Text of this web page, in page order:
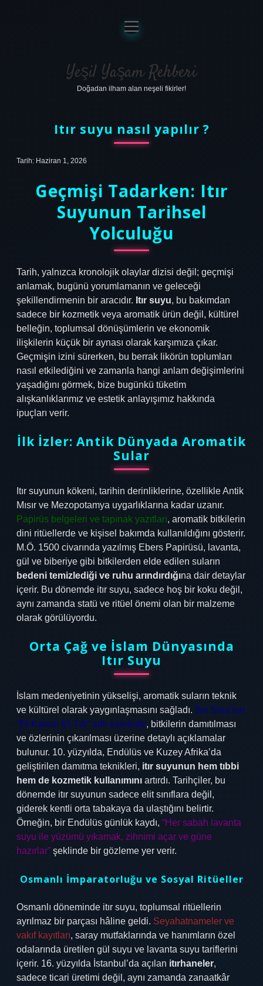
Anasayfa
Gizlilik Politikası
Yasal Uyarı
menüyü
aç
Yeşil Yaşam Rehberi
Doğadan ilham alan neşeli fikirler!
Itır suyu nasıl yapılır ?
Tarih: Haziran 1, 2026
Geçmişi Tadarken: Itır
Suyunun Tarihsel
Yolculuğu
Tarih, yalnızca kronolojik olaylar dizisi değil; geçmişi
anlamak, bugünü yorumlamanın ve geleceği
şekillendirmenin bir aracıdır. Itır suyu, bu bakımdan
sadece bir kozmetik veya aromatik ürün değil, kültürel
belleğin, toplumsal dönüşümlerin ve ekonomik
ilişkilerin küçük bir aynası olarak karşımıza çıkar.
Geçmişin izini sürerken, bu berrak likörün toplumları
nasıl etkilediğini ve zamanla hangi anlam değişimlerini
yaşadığını görmek, bize bugünkü tüketim
alışkanlıklarımız ve estetik anlayışımız hakkında
ipuçları verir.
İlk İzler: Antik Dünyada Aromatik
Sular
Itır suyunun kökeni, tarihin derinliklerine, özellikle Antik
Mısır ve Mezopotamya uygarlıklarına kadar uzanır.
Papirüs belgeleri ve tapınak yazıtları, aromatik bitkilerin
dini ritüellerde ve kişisel bakımda kullanıldığını gösterir.
M.Ö. 1500 civarında yazılmış Ebers Papirüsü, lavanta,
gül ve biberiye gibi bitkilerden elde edilen suların
bedeni temizlediği ve ruhu arındırdığına dair detaylar
içerir. Bu dönemde itır suyu, sadece hoş bir koku değil,
aynı zamanda statü ve ritüel önemi olan bir malzeme
olarak görülüyordu.
Orta Çağ ve İslam Dünyasında
Itır Suyu
İslam medeniyetinin yükselişi, aromatik suların teknik
ve kültürel olarak yaygınlaşmasını sağladı.
İbn Sina’nın
“El-Kanun fi’t-Tıb” adlı eserinde, bitkilerin damıtılması
ve özlerinin çıkarılması üzerine detaylı açıklamalar
bulunur. 10. yüzyılda, Endülüs ve Kuzey Afrika’da
geliştirilen damıtma teknikleri, itır suyunun hem tıbbi
hem de kozmetik kullanımını artırdı. Tarihçiler, bu
dönemde itır suyunun sadece elit sınıflara değil,
giderek kentli orta tabakaya da ulaştığını belirtir.
Örneğin, bir Endülüs günlük kaydı, “Her sabah lavanta
suyu ile yüzümü yıkamak, zihnimi açar ve güne
hazırlar” şeklinde bir gözleme yer verir.
Osmanlı İmparatorluğu ve Sosyal Ritüeller
Osmanlı döneminde itır suyu, toplumsal ritüellerin
ayrılmaz bir parçası hâline geldi. Seyahatnameler ve
vakıf kayıtları, saray mutfaklarında ve hanımların özel
odalarında üretilen gül suyu ve lavanta suyu tariflerini
içerir. 16. yüzyılda İstanbul’da açılan itırhaneler,
sadece ticari üretimi değil, aynı zamanda zanaatkâr